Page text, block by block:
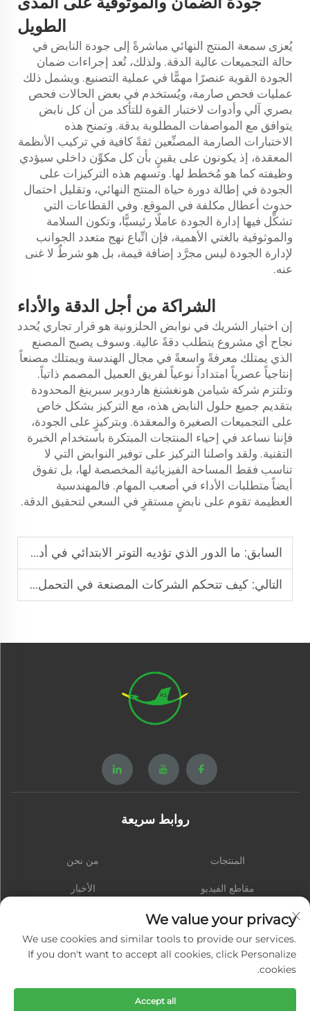
الطويل
يُعزى سمعة المنتج النهائي مباشرةً إلى جودة النابض في
حالة التجميعات عالية الدقة. ولذلك، تُعد إجراءات ضمان
الجودة القوية عنصرًا مهمًّا في عملية التصنيع. ويشمل ذلك
عمليات فحص صارمة، ويُستخدم في بعض الحالات فحص
بصري آلي وأدوات لاختبار القوة للتأكد من أن كل نابض
يتوافق مع المواصفات المطلوبة بدقة. وتمنح هذه
الاختبارات الصارمة المصنِّعين ثقةً كافية في تركيب الأنظمة
المعقدة، إذ يكونون على يقينٍ بأن كل مكوِّن داخلي سيؤدي
وظيفته كما هو مُخطط لها. وتسهم هذه التركيزات على
الجودة في إطالة دورة حياة المنتج النهائي، وتقليل احتمال
حدوث أعطال مكلفة في الموقع. وفي القطاعات التي
تشكِّل فيها إدارة الجودة عاملًا رئيسيًّا، وتكون السلامة
والموثوقية بالغتي الأهمية، فإن اتِّباع نهج متعدد الجوانب
لإدارة الجودة ليس مجرَّد إضافة قيمة، بل هو شرطٌ لا غنى
عنه.
الشراكة من أجل الدقة والأداء
إن اختيار الشريك في نوابض الحلزونية هو قرار تجاري يُحدد
نجاح أي مشروع يتطلب دقةً عالية. وسوف يصبح المصنع
الذي يمتلك معرفةً واسعةً في مجال الهندسة ويمتلك مصنعاً
إنتاجياً عصرياً امتداداً نوعياً لفريق العميل المصمم ذاتياً.
وتلتزم شركة شيامن هونغشنغ هاردوير سبرينغ المحدودة
بتقديم جميع حلول النابض هذه، مع التركيز بشكل خاص
على التجميعات الصغيرة والمعقدة. وبتركيزٍ على الجودة،
فإننا نساعد في إحياء المنتجات المبتكرة باستخدام الخبرة
التقنية. ولقد واصلنا التركيز على توفير النوابض التي لا
تناسب فقط المساحة الفيزيائية المخصصة لها، بل تفوق
أيضاً متطلبات الأداء في أصعب المهام. فالمهندسية
العظيمة تقوم على نابضٍ مستقرٍ في السعي لتحقيق الدقة.
السابق: ما الدور الذي تؤديه التوتر الابتدائي في أداء نوابض الشد؟
التالي: كيف تتحكم الشركات المصنعة في التحمل في نوابض الحلزونية
روابط سريعة
المنتجات من نحن
مقاطع الفيديو الأخبار
اتصل بنا
We value your privacy
We use cookies and similar tools to provide our services.
If you don't want to accept all cookies, click Personalize
cookies.
Accept all